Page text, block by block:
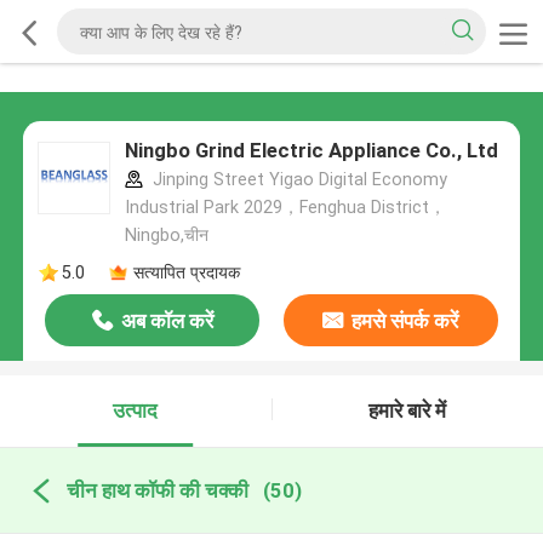
Ningbo Grind Electric Appliance Co., Ltd
Jinping Street Yigao Digital Economy
Industrial Park 2029，Fenghua District，
Ningbo,चीन
5.0
सत्यापित प्रदायक
अब कॉल करें हमसे संपर्क करें
उत्पाद हमारे बारे में
चीन हाथ कॉफी की चक्की (50)